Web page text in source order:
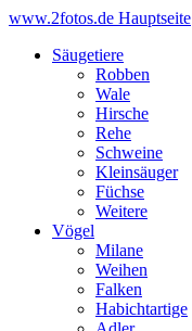
www.2fotos.de Hauptseite
Säugetiere
Robben
Wale
Hirsche
Rehe
Schweine
Kleinsäuger
Füchse
Weitere
Vögel
Milane
Weihen
Falken
Habichtartige